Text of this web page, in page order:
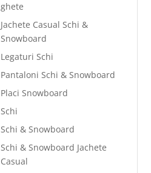
ghete
Jachete Casual Schi &
Snowboard
Legaturi Schi
Pantaloni Schi & Snowboard
Placi Snowboard
Schi
Schi & Snowboard
Schi & Snowboard Jachete
Casual